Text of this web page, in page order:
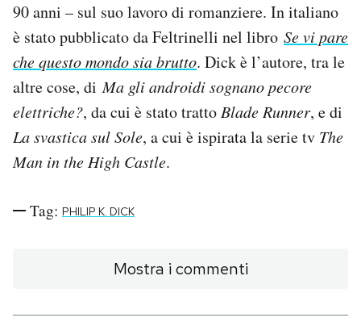
AREA PERSONALE
Area Personale
Notifiche mobile
Regala il Post
Hai bisogno di aiuto?
Esci
90 anni – sul suo lavoro di romanziere. In italiano
è stato pubblicato da Feltrinelli nel libro Se vi pare
che questo mondo sia brutto. Dick è l’autore, tra le
altre cose, diMa gli androidi sognano pecore
elettriche?, da cui è stato trattoBlade Runner, e di
La svastica sul Sole, a cui è ispirata la serie tv The
Man in the High Castle.
Tag: PHILIP K. DICK
Mostra i commenti